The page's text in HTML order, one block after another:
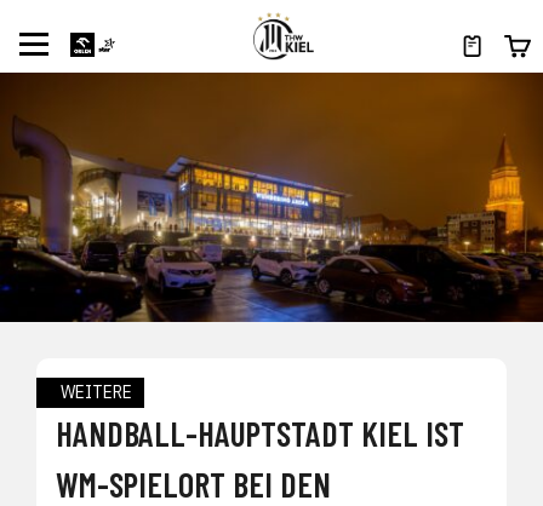
WEITERE
HANDBALL-HAUPTSTADT KIEL IST
WM-SPIELORT BEI DEN